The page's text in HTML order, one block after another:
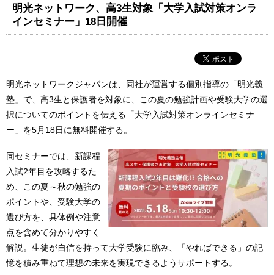
明光ネットワーク、高3生対象「大学入試対策オンラ
インセミナー」18日開催
明光ネットワークジャパンは、同社が運営する個別指導の「明光義
塾」で、高3生と保護者を対象に、この夏の勉強計画や受験大学の選
択についてのポイントを伝える「大学入試対策オンラインセミナ
ー」を5月18日に無料開催する。
同セミナーでは、新課程
入試2年目を攻略するた
め、この夏～秋の勉強の
ポイントや、受験大学の
選び方を、具体例や注意
点を含めて分かりやすく
解説。生徒が自信を持って大学受験に臨み、「やればできる」の記
憶を積み重ねて理想の未来を実現できるようサポートする。